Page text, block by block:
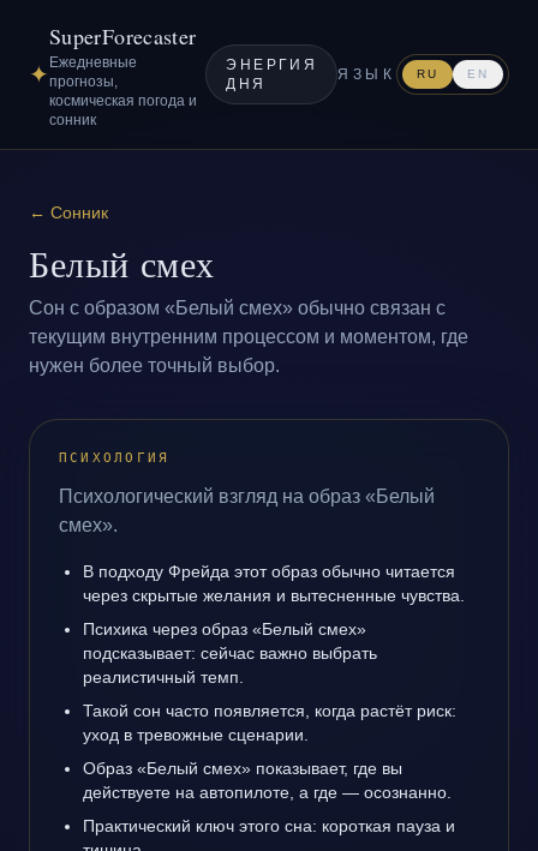
✦
SuperForecaster
Ежедневные
прогнозы,
космическая погода и
сонник
ЭНЕРГИЯ
ДНЯ
ЯЗЫК RU EN
← Сонник
Белый смех
Сон с образом «Белый смех» обычно связан с
текущим внутренним процессом и моментом, где
нужен более точный выбор.
ПСИХОЛОГИЯ
Психологический взгляд на образ «Белый
смех».
В подходу Фрейда этот образ обычно читается
через скрытые желания и вытесненные чувства.
Психика через образ «Белый смех»
подсказывает: сейчас важно выбрать
реалистичный темп.
Такой сон часто появляется, когда растёт риск:
уход в тревожные сценарии.
Образ «Белый смех» показывает, где вы
действуете на автопилоте, а где — осознанно.
Практический ключ этого сна: короткая пауза и